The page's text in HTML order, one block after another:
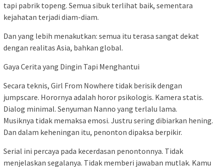
tapi pabrik topeng. Semua sibuk terlihat baik, sementara
kejahatan terjadi diam-diam.
Dan yang lebih menakutkan: semua itu terasa sangat dekat
dengan realitas Asia, bahkan global.
Gaya Cerita yang Dingin Tapi Menghantui
Secara teknis, Girl From Nowhere tidak berisik dengan
jumpscare. Horornya adalah horor psikologis. Kamera statis.
Dialog minimal. Senyuman Nanno yang terlalu lama.
Musiknya tidak memaksa emosi. Justru sering dibiarkan hening.
Dan dalam keheningan itu, penonton dipaksa berpikir.
Serial ini percaya pada kecerdasan penontonnya. Tidak
menjelaskan segalanya. Tidak memberi jawaban mutlak. Kamu